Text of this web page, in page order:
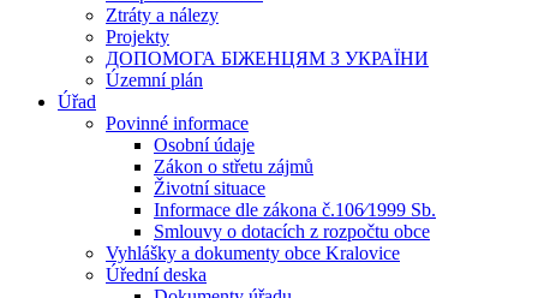
Ztráty a nálezy
Projekty
ДОПОМОГА БІЖЕНЦЯМ З УКРАЇНИ
Územní plán
Úřad
Povinné informace
Osobní údaje
Zákon o střetu zájmů
Životní situace
Informace dle zákona č.106⁄1999 Sb.
Smlouvy o dotacích z rozpočtu obce
Vyhlášky a dokumenty obce Kralovice
Úřední deska